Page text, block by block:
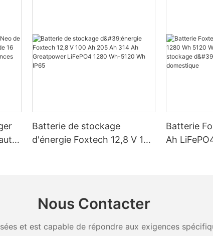
Batterie de stockage
d'énergie Foxtech 12,8 V 100
Batterie
Ah
Nous Contacter
et est capable de répondre aux exigences